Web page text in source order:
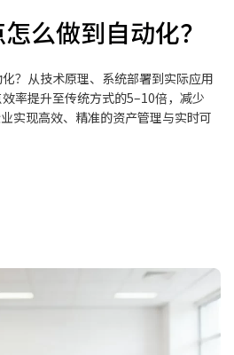
么做到自动化？
？从技术原理、系统部署到实际应用
率提升至传统方式的5–10倍，减少
实现高效、精准的资产管理与实时可